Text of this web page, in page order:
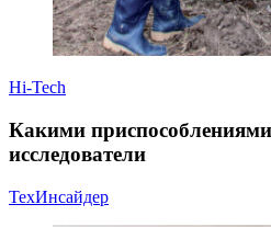
Hi-Tech
Какими
исследователи
ТехИнсайдер